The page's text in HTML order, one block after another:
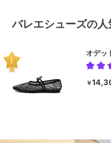
バレエシューズの
オデッ
￥